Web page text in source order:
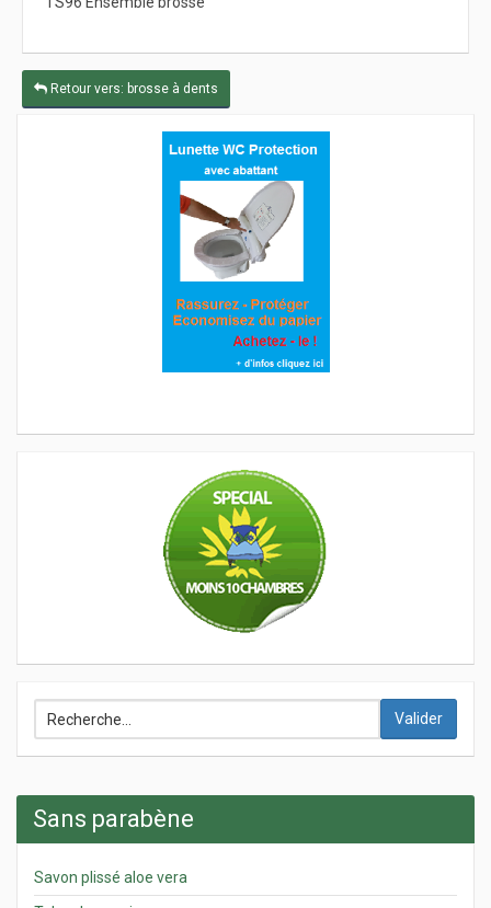
Retour vers: brosse à dents
Valider
Sans parabène
Savon plissé aloe vera